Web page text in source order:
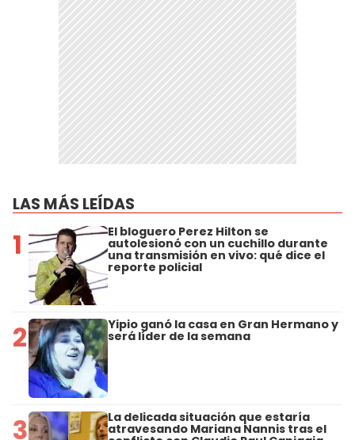
LAS MÁS LEÍDAS
1 El bloguero Perez Hilton se
autolesionó con un cuchillo durante
una transmisión en vivo: qué dice el
reporte policial
2 Yipio ganó la casa en Gran Hermano y
será líder de la semana
3 La delicada situación que estaría
atravesando Mariana Nannis tras el